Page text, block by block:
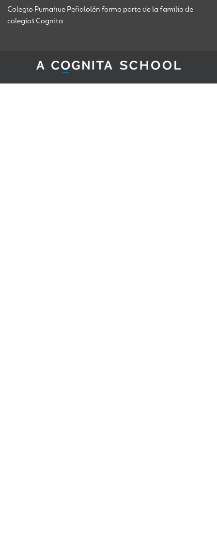
Colegio Pumahue Peñalolén forma parte de la familia de
colegios Cognita